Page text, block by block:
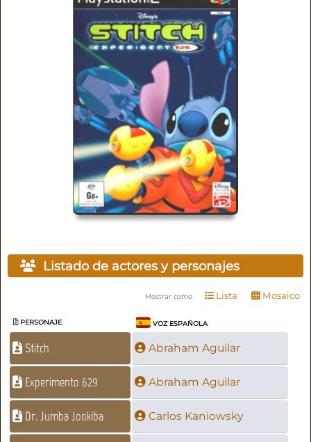
Listado de actores y personajes
Mostrar como Lista Mosaico
PERSONAJE VOZ ESPAÑOLA
Stitch Abraham Aguilar
Experimento 629 Abraham Aguilar
Dr. Jumba Jookiba Carlos Kaniowsky